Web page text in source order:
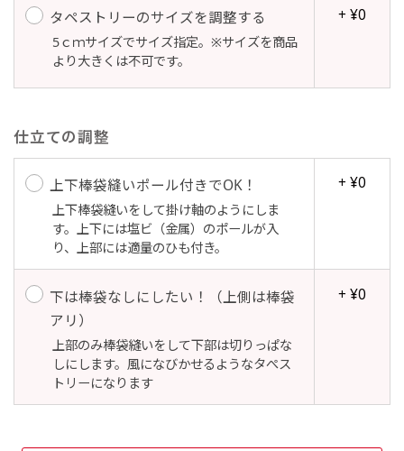
タペストリーのサイズを調整する
5ｃｍサイズでサイズ指定。※サイズを商品
より大きくは不可です。
+ ¥0
仕立ての調整
上下棒袋縫いポール付きでOK！
上下棒袋縫いをして掛け軸のようにしま
す。上下には塩ビ（金属）のポールが入
り、上部には適量のひも付き。
+ ¥0
下は棒袋なしにしたい！（上側は棒袋
アリ）
上部のみ棒袋縫いをして下部は切りっぱな
しにします。風になびかせるようなタぺス
トリーになります
+ ¥0
自由入力(60x180以内)
由なサイズを指定下さい！
あんな場所こんな場所お好みのサイズでお好みの
幕の製作をお楽しみください
（※cm単位での指定でおねがいいたします。）
レギュラーのれん
(180x50)
レギュラーのれんは横幕の上部にチチを5か所つ
レギュラースリムのれん
(180x30)
レギュラーのれんスリムは横幕の上部にチチを5
か所つけて疑似的にのれんのような幕をつくりま
す。
レギュラーのれんとの違いは縦のサイズが異なり
ます。（レギュラーのれん縦50cm／レギュラー